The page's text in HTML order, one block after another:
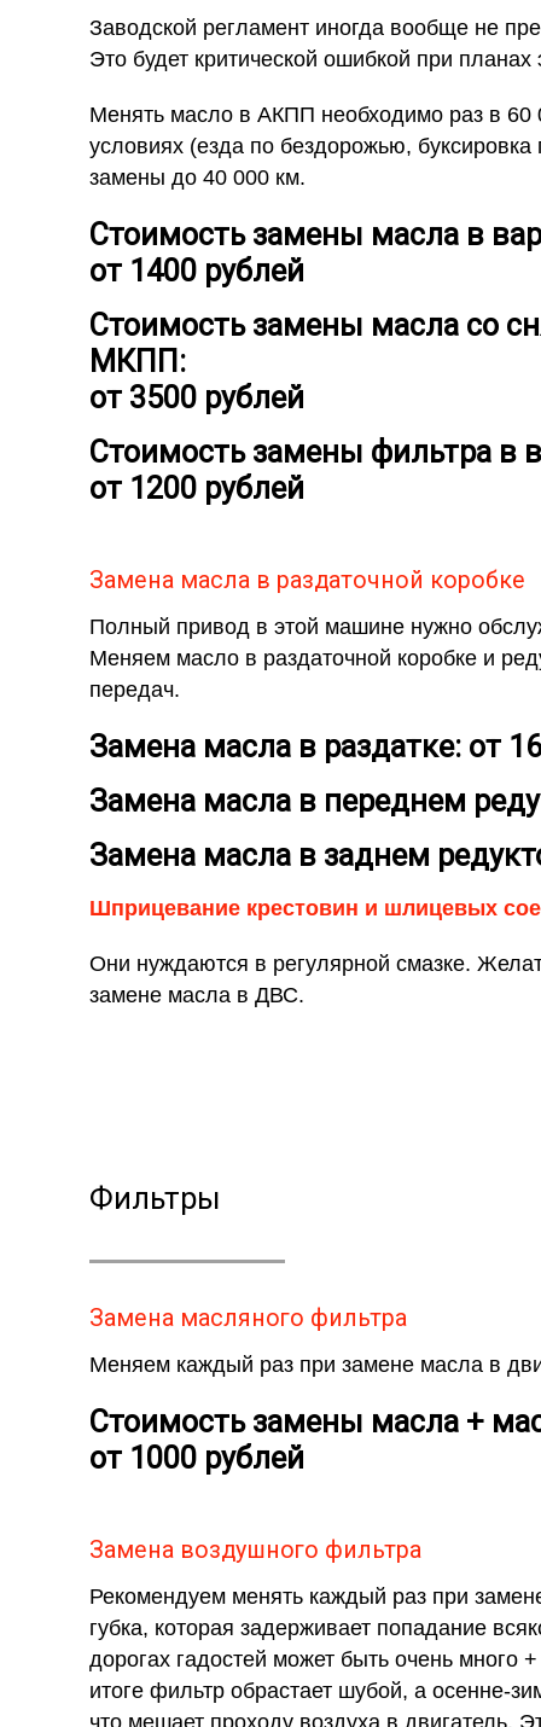
Заводской регламент иногда вообще не
Это будет критической ошибкой при
Менять масло в АКПП необходимо раз в 60
условиях (езда по бездорожью,
замены до 40 000 км.
Стоимость замены масла в
от 1400 рублей
Стоимость замены масла со
МКПП:
от 3500 рублей
Стоимость замены фильтра
от 1200 рублей
Замена масла в раздаточной коробке
Полный привод в этой машине нужно
Меняем масло в раздаточной коробке и
передач.
Замена масла в раздатке: от
Замена масла в переднем
Замена масла в заднем
Шприцевание крестовин и шлицевых
Они нуждаются в регулярной смазке.
замене масла в ДВС.
Фильтры
Замена масляного фильтра
Меняем каждый раз при замене масла в
Стоимость замены масла +
от 1000 рублей
Замена воздушного фильтра
Рекомендуем менять каждый раз при
губка, которая задерживает попадание
дорогах гадостей может быть очень много
итоге фильтр обрастает шубой, а осенне-